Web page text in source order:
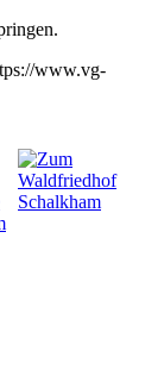
www.vg-